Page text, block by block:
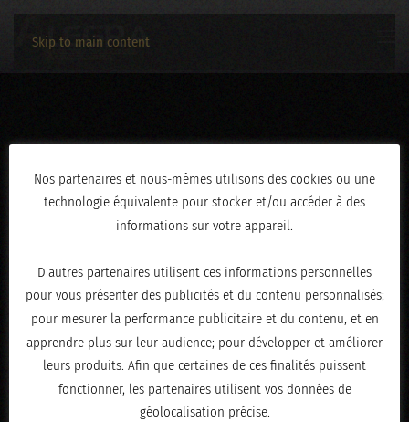
Skip to main content
IMG_2031
ÉCRIT LEAVRIL 30, 2026 .
Nos partenaires et nous-mêmes utilisons des cookies ou une
technologie équivalente pour stocker et/ou accéder à des
informations sur votre appareil.
D'autres partenaires utilisent ces informations personnelles
pour vous présenter des publicités et du contenu personnalisés;
pour mesurer la performance publicitaire et du contenu, et en
apprendre plus sur leur audience; pour développer et améliorer
leurs produits. Afin que certaines de ces finalités puissent
fonctionner, les partenaires utilisent vos données de
géolocalisation précise.